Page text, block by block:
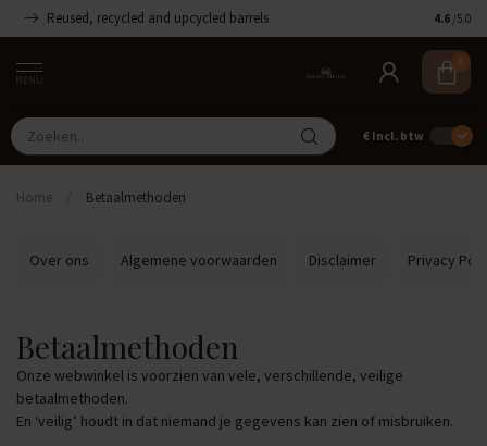
Reused, recycled and upcycled barrels 4.6 /5.0
MENU
0
€ Incl. btw
Home Betaalmethoden
Over ons Algemene voorwaarden Disclaimer Privacy
Betaalmethoden
Onze webwinkel is voorzien van vele, verschillende, veilige
betaalmethoden.
En ‘veilig’ houdt in dat niemand je gegevens kan zien of misbruiken.